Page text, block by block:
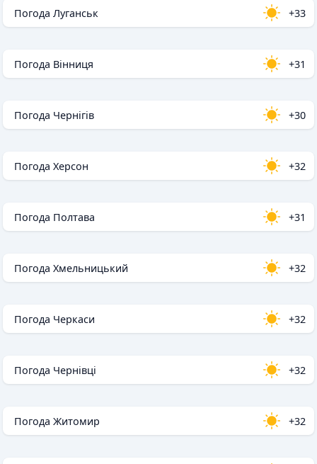
Погода Луганськ +33
Погода Вінниця +31
Погода Чернігів +30
Погода Херсон +32
Погода Полтава +31
Погода Хмельницький +32
Погода Черкаси +32
Погода Чернівці +32
Погода Житомир +32